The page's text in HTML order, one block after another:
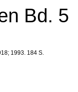
Bd. 5
1993. 184 S.